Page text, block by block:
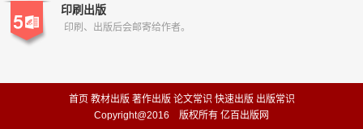
印刷出版
印刷、出版后会邮寄给作者。
首页 教材出版 著作出版 论文常识 快速出版 出版常识
Copyright@2016 版权所有 亿百出版网